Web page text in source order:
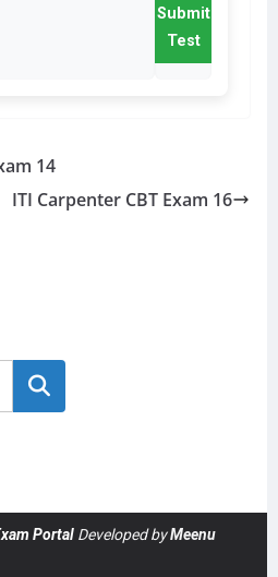
Submit
Test
14
ITI Carpenter CBT Exam 16
Search
Portal Developed byMeenu